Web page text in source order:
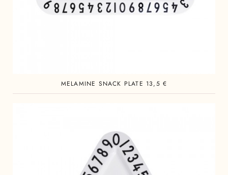
MELAMINE SNACK PLATE 13,5 €